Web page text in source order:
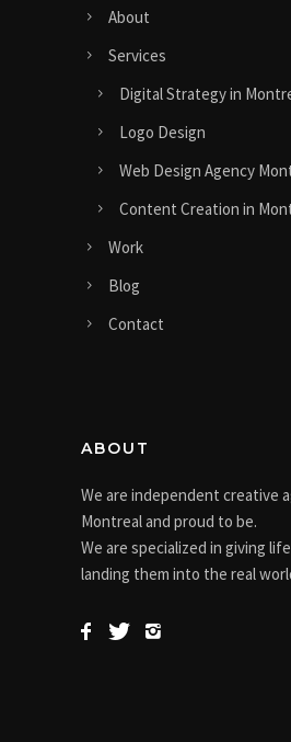
About
Services
Digital Strategy in
Logo Design
Web Design Agency
Content Creation in
Work
Blog
Contact
ABOUT
We are independent creative
Montreal and proud to be.
We are specialized in giving
landing them into the real